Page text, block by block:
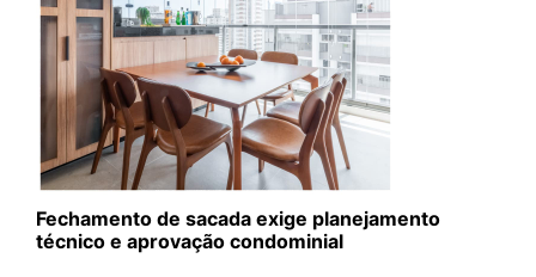
Fechamento de sacada exige planejamento
técnico e aprovação condominial